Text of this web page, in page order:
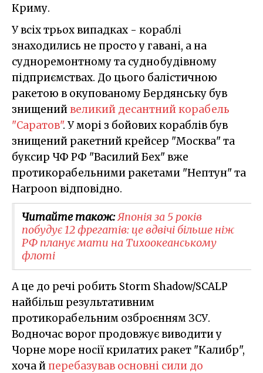
Криму.
У всіх трьох випадках - кораблі
знаходились не просто у гавані, а на
судноремонтному та суднобудівному
підприємствах. До цього балістичною
ракетою в окупованому Бердянську був
знищенийвеликий десантний корабель
"Саратов". У морі з бойових кораблів був
знищений ракетний крейсер "Москва" та
буксир ЧФ РФ "Василий Бех" вже
протикорабельними ракетами "Нептун" та
Harpoon відповідно.
Читайте також:Японія за 5 років
побудує 12 фрегатів: це вдвічі більше ніж
РФ планує мати на Тихоокеанському
флоті
А це до речі робить Storm Shadow/SCALP
найбільш результативним
протикорабельним озброєнням ЗСУ.
Водночас ворог продовжує виводити у
Чорне море носії крилатих ракет "Калибр",
хоча йперебазував основні сили до